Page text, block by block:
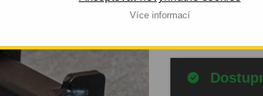
Více informacíCelý popis